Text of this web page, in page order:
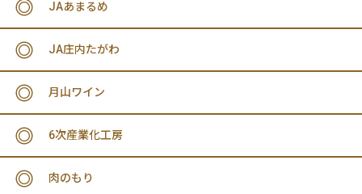
JAあまるめ
JA庄内たがわ
月山ワイン
6次産業化工房
肉のもり